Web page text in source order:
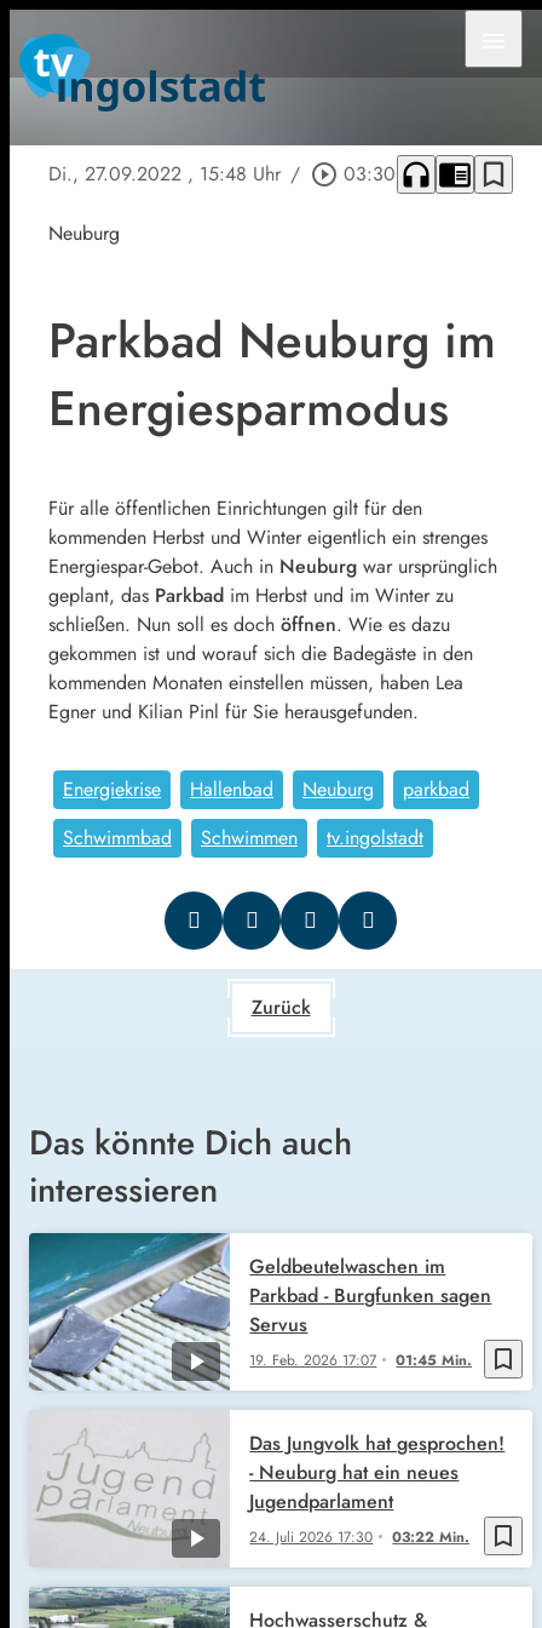
Di., 27.09.2022 , 15:48 Uhr / play_circle_outline 03:30 headphones chrome_reader_mode bookmark_border
Neuburg
Parkbad Neuburg im
Energiesparmodus
Für alle öffentlichen Einrichtungen gilt für den
kommenden Herbst und Winter eigentlich ein strenges
Energiespar-Gebot. Auch in Neuburg war ursprünglich
geplant, das Parkbad im Herbst und im Winter zu
schließen. Nun soll es doch öffnen. Wie es dazu
gekommen ist und worauf sich die Badegäste in den
kommenden Monaten einstellen müssen, haben Lea
Egner und Kilian Pinl für Sie herausgefunden.
Energiekrise Hallenbad Neuburg
parkbad
Schwimmbad
Schwimmen tv.ingolstadt
Zurück
Das könnte Dich auch
interessieren
bookmark_border
19. Feb. 2026 17:07 01:45 Min.
Geldbeutelwaschen im
Parkbad - Burgfunken sagen
Servus
bookmark_border
24. Juli 2026 17:30 03:22 Min.
Das Jungvolk hat gesprochen!
- Neuburg hat ein neues
Jugendparlament
Hochwasserschutz &